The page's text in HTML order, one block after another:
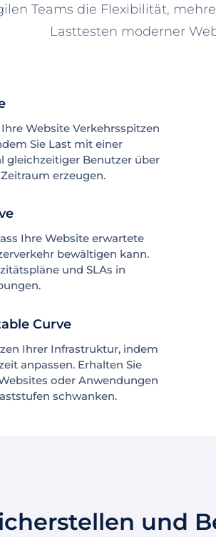
Teams die Flexibilität,
Lasttesten moderner
Website Verkehrsspitzen
Sie Last mit einer
gleichzeitiger Benutzer über
erzeugen.
Ihre Website erwartete
bewältigen kann.
und SLAs in
Curve
Ihrer Infrastruktur, indem
anpassen. Erhalten Sie
oder Anwendungen
schwanken.
und